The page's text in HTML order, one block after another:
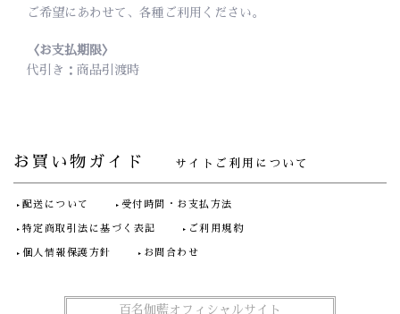
ご希望にあわせて、各種ご利用ください。
〈お支払期限〉
代引き：商品引渡時
お買い物ガイド サイトご利用について
配送について 受付時間・お支払方法
特定商取引法に基づく表記 ご利用規約
個人情報保護方針 お問合わせ
百名伽藍オフィシャルサイト